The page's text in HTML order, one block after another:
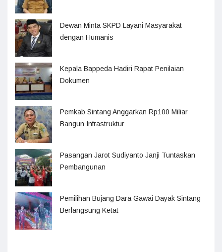
Dewan Minta SKPD Layani Masyarakat
dengan Humanis
Kepala Bappeda Hadiri Rapat Penilaian
Dokumen
Pemkab Sintang Anggarkan Rp100 Miliar
Bangun Infrastruktur
Pasangan Jarot Sudiyanto Janji Tuntaskan
Pembangunan
Pemilihan Bujang Dara Gawai Dayak Sintang
Berlangsung Ketat